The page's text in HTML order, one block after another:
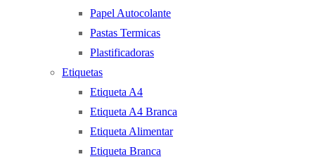
Papel Autocolante
Pastas Termicas
Plastificadoras
Etiquetas
Etiqueta A4
Etiqueta A4 Branca
Etiqueta Alimentar
Etiqueta Branca